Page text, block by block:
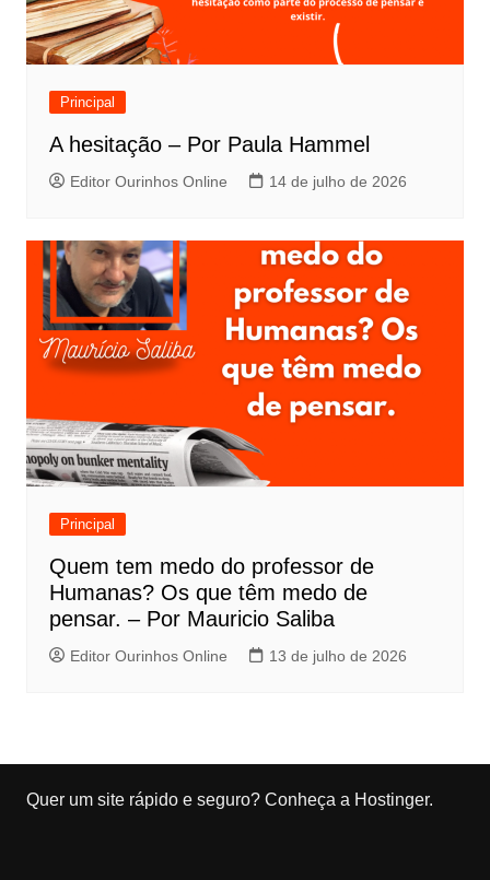
Principal
A hesitação – Por Paula Hammel
Editor Ourinhos Online 14 de julho de 2026
Principal
Quem tem medo do professor de
Humanas? Os que têm medo de
pensar. – Por Mauricio Saliba
Editor Ourinhos Online 13 de julho de 2026
Quer um site rápido e seguro? Conheça a Hostinger.